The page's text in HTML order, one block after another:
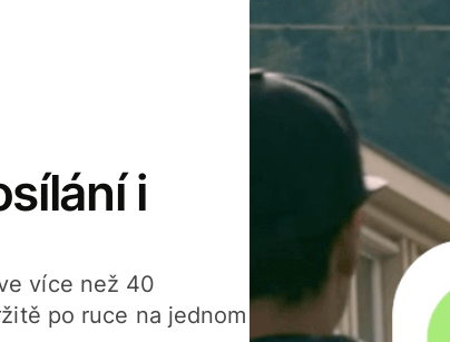
i
více než 40
po ruce na jednom